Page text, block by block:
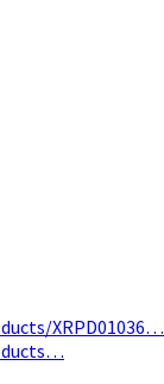
XRPD01036…